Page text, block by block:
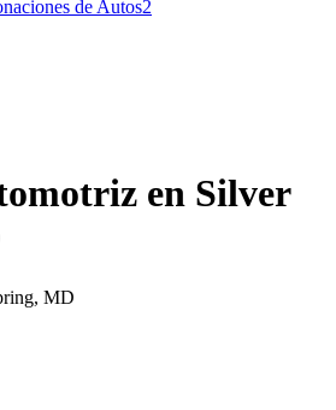
de Autos2
en Silver
MD